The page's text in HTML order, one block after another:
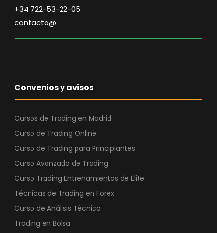
+34 722-53-22-05
contacto@
Convenios y avisos
Cursos de Trading en Madrid
Curso de Trading Online
Curso de Trading para Principiantes
Curso Avanzado de Trading
Curso Trading Entrenamientos de Elite
Técnicas de Trading en Forex
Curso de Análisis Técnico
Trading en Bolsa